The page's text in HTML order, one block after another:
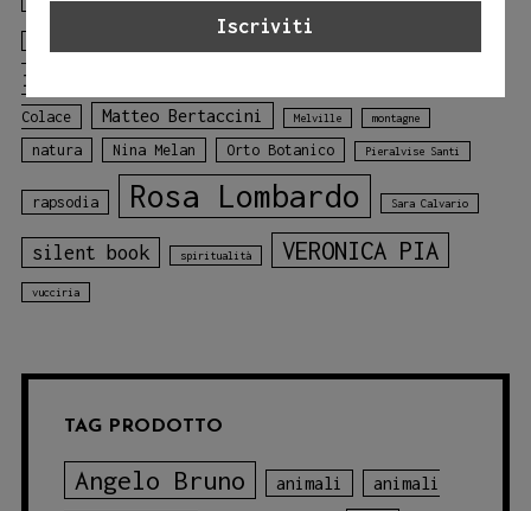
Laura Lombardo
illustrato
Colace
Matteo Bertaccini Melville montagne
natura Nina Melan Orto Botanico Pieralvise Santi
rapsodia Rosa Lombardo Sara Calvario
silent book spiritualità VERONICA PIA
vucciria
TAG PRODOTTO
Angelo Bruno animali animali